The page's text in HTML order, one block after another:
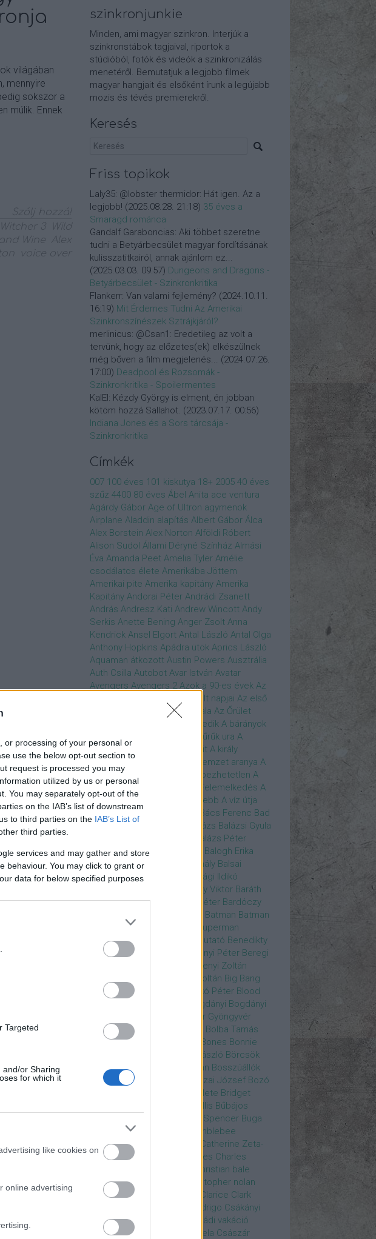
or processing of your personal or
use the below opt-out section to
request is processed you may
utilized by us or personal
You may separately opt-out of the
on the IAB’s list of downstream
to third parties on the IAB’s List of
third parties.
services and may gather and store
behaviour. You may click to grant or
data for below specified purposes
Targeted
and/or Sharing
for which it
like cookies on
online advertising
világában
mennyire
sokszor a
múlik. Ennek
Szólj hozzá!
Witcher 3
Wild
Wine
Alex
voice over
szinkronjunkie
Minden, ami magyar szinkron. Interjúk a
szinkronstábok tagjaival, riportok a
stúdióból, fotók és videók a szinkronizálás
menetéről. Bemutatjuk a legjobb filmek
magyar hangjait és elsőként írunk a legújabb
mozis és tévés premierekről.
Keresés
Friss topikok
Laly35: @lobster thermidor: Hát igen. Az a
legjobb! (2025.08.28. 21:18) 35 éves a
Smaragd románca
Gandalf Garaboncias: Aki többet szeretne
tudni a Betyárbecsület magyar fordításának
kulisszatitkairól, annak ajánlom ez...
(2025.03.03. 09:57) Dungeons and Dragons -
Betyárbecsület - Szinkronkritika
Flankerr: Van valami fejlemény? (2024.10.11.
16:19) Mit Érdemes Tudni Az Amerikai
Szinkronszínészek Sztrájkjáról?
merlinicus: @Csan1: Eredetileg az volt a
tervünk, hogy az előzetes(ek) elkészülnek
még bőven a film megjelenés... (2024.07.26.
17:00) Deadpool és Rozsomák -
Szinkronkritika - Spoilermentes
KalEl: Kézdy György is elment, én jobban
kötöm hozzá Sallahot. (2023.07.17. 00:56)
Indiana Jones és a Sors tárcsája -
Szinkronkritika
Címkék
007 100 éves 101 kiskutya 18+ 2005 40 éves
szűz 4400 80 éves Ábel Anita ace ventura
Agárdy Gábor Age of Ultron agymenok
Airplane Aladdin alapítás Albert Gábor Álca
Alex Borstein Alex Norton Alföldi Róbert
Alison Sudol Állami Déryné Színház Almási
Éva Amanda Peet Amelia Tyler Amélie
csodálatos élete Amerikába Jöttem
Amerikai pite Amerika kapitány Amerika
Kapitány Andorai Péter Andrádi Zsanett
András Andresz Kati Andrew Wincott Andy
Serkis Anette Bening Anger Zsolt Anna
Kendrick Ansel Elgort Antal László Antal Olga
Anthony Hopkins Apádra ütök Aprics László
Aquaman átkozott Austin Powers Ausztrália
Auth Csilla Autobot Avar István Avatar
Avengers Avengers 2 Azok a 90-es évek Az
Az eljövendő múlt napjai Az első
Az igazság hajnala Az Őrület
Az Utolsó Jedik A bárányok
A gyűrűk ura A
Hangya és a Darázs
A hobbit A király
beszéde A kis hableány A nemzet aranya A
Notre Dame i toronyőr
A sebezhetetlen A
sötét lovag A sötét lovag - Felemelkedés A
szomszéd nője mindig zöldebb A víz útja
Baby Driver Bácskai János Bács Ferenc Bad
Boys Bajos csajok Balázs Balázsi Gyula
Balázs Péter
Baldurs Gate 3
Balogh Erika
Balogh Mix Stúdió
Balog Mihály Balsai
Mónika Bánfalvi Eszter
Bánsági Ildikó
Baradlay Viktor Baráth
István Barát Attia Barbinek Péter Bardóczy
Batman Batman
Superman ellen
Batman v Superman
Beetlejuice
bemutató Benedikty
Marcell
Benkő Péter Bercsényi Péter Beregi
Berzsenyi Zoltán
Bezerédi Zoltán Big Bang
Media Kft.
Blake Lively Blaskó Péter Blood
Bogdányi Bogdányi
Bognár Gyöngyvér
Bognár Tamás
Bolba Tamás
Boldog Gábor
Bones Bonnie
Borbély László Börcsök
Enikő Boros Zoltán Bor Zoltán Bosszúállók
Botár Endre
Bozai József Bozó
Brian élete Bridget
Bruce Willis Bűbájos
Bud Spencer Buga
bukott birodalom
Bumblebee
Cameron Diaz
Catherine Zeta-
Jones CD Projekt Red Charles Charles
christian bale
Christopher Eccleston
christopher nolan
Chris Hemsworth
Clarice Clark
Crespo Rodrigo Csákányi
Eszter Csákányi László
Családi vakáció
Csankó Zoltán
Császár Angela Császár